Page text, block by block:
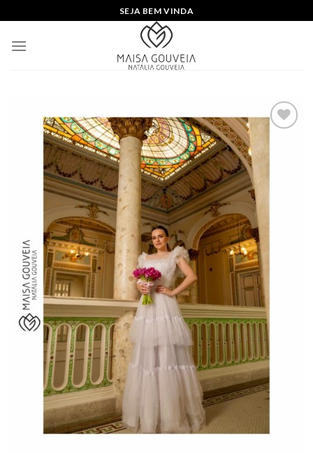
to
content
SEJA BEM VINDA